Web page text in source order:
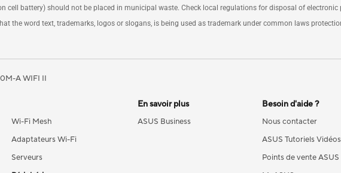
cell battery) should not be placed in municipal waste. Check local regulations for disposal of electronic
the word text, trademarks, logos or slogans, is being used as trademark under common laws
A WIFI II
Wi-Fi Mesh
Adaptateurs Wi-Fi
Serveurs
En savoir plus
ASUS Business
Besoin d'aide ?
Nous contacter
ASUS Tutoriels Vidéos
Points de vente ASUS